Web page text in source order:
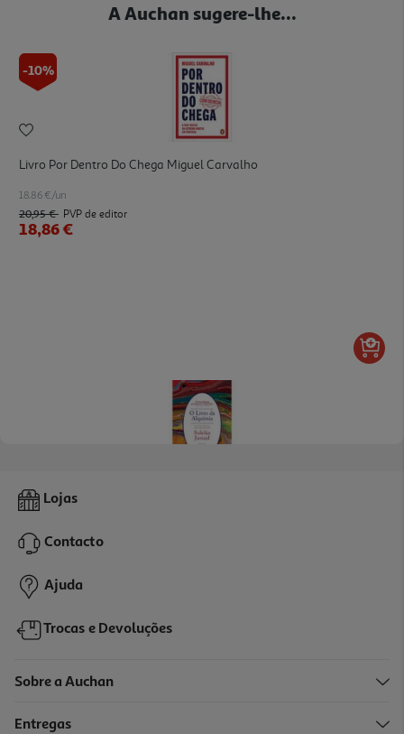
A Auchan sugere-lhe...
-10%
Livro Por Dentro Do Chega Miguel Carvalho
18.86 €/un
20,95 € PVP de editor
18,86 €
Livro O Livro Da Alquimia
20,61 €
-10%
Lojas
Contacto
Ajuda
Trocas e Devoluções
Sobre a Auchan
Entregas